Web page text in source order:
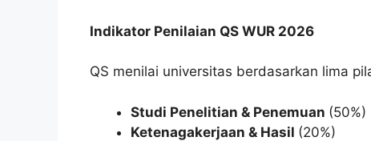
Indikator Penilaian QS WUR 2026
QS menilai universitas berdasarkan lima
Studi Penelitian & Penemuan (50%)
Ketenagakerjaan & Hasil (20%)